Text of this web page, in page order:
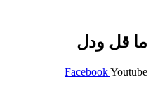
ما قل ودل
FacebookYoutube